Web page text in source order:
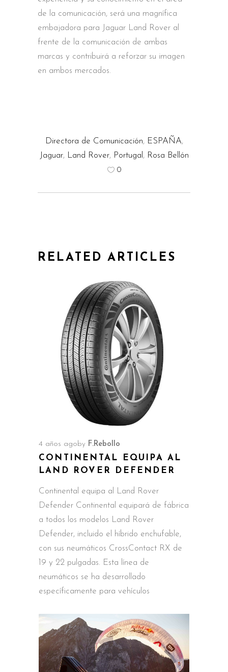
de la comunicación, será una magnífica
embajadora para Jaguar Land Rover al
frente de la comunicación de ambas
marcas y contribuirá a reforzar su imagen
en ambos mercados.
Directora de Comunicación, ESPAÑA,
Jaguar, Land Rover, Portugal , Rosa Bellón
0
RELATED ARTICLES
4 años agoby F.Rebollo
CONTINENTAL EQUIPA AL
LAND ROVER DEFENDER
Continental equipa al Land Rover
Defender Continental equipará de fábrica
a todos los modelos Land Rover
Defender, incluido el híbrido enchufable,
con sus neumáticos CrossContact RX de
19 y 22 pulgadas. Esta línea de
neumáticos se ha desarrollado
específicamente para vehículos